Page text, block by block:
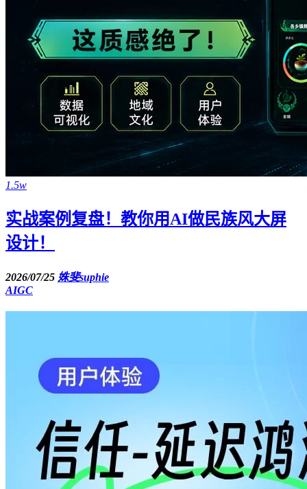
1.5w
实战案例复盘！教你用AI做民族风大屏
设计！
2026/07/25 姝斐suphie
AIGC